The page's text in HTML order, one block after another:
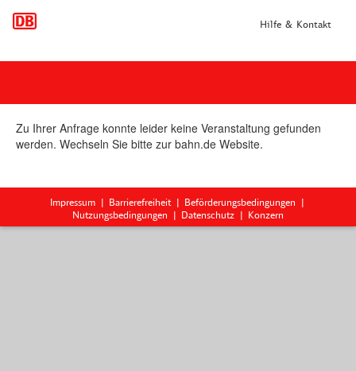
Hilfe & Kontakt
Zu Ihrer Anfrage konnte leider keine Veranstaltung gefunden
werden. Wechseln Sie bitte zur bahn.de Website.
Impressum Barrierefreiheit
Beförderungsbedingungen
Nutzungsbedingungen
Datenschutz Konzern